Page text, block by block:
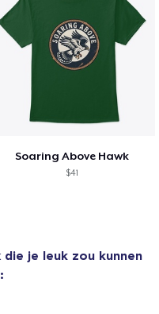
Soaring Above Hawk
$41
die je leuk zou kunnen